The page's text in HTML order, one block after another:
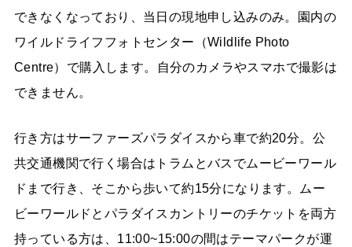
できなくなっており、当日の現地申し込みのみ。園内の
ワイルドライフフォトセンター（Wildlife Photo
Centre）で購入します。自分のカメラやスマホで撮影は
できません。
行き方はサーファーズパラダイスから車で約20分。公
共交通機関で行く場合はトラムとバスでムービーワール
ドまで行き、そこから歩いて約15分になります。ムー
ビーワールドとパラダイスカントリーのチケットを両方
持っている方は、11:00~15:00の間はテーマパークが運